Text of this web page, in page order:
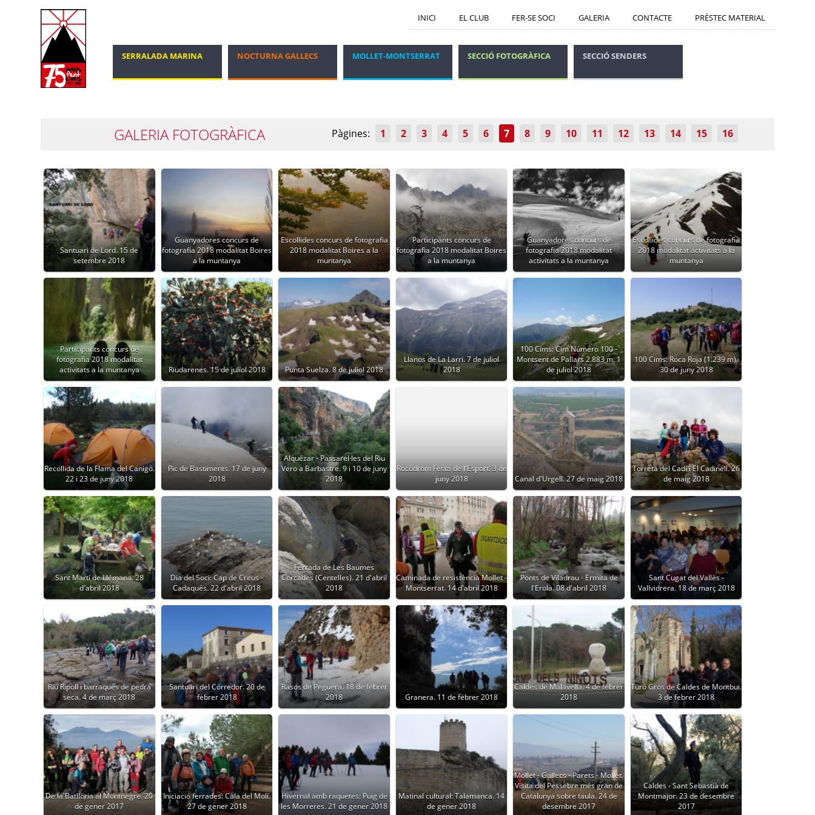
INICI EL CLUB FER-SE SOCI GALERIA CONTACTE PRÉSTEC MATERIAL
SERRALADA MARINA NOCTURNA GALLECS MOLLET-MONTSERRAT SECCIÓ FOTOGRÀFICA SECCIÓ SENDERS
Pàgines: 1 2 3 4 5 6 7 8 9 10 11 12 13 14 15 16
GALERIA FOTOGRÀFICA
Santuari de Lord. 15 de
setembre 2018
Guanyadores concurs de
fotografia 2018 modalitat Boires
a la muntanya
Escollides concurs de fotografia
2018 modalitat Boires a la
muntanya
Participants concurs de
fotografia 2018 modalitat Boires
a la muntanya
Guanyadores concurs de
fotografia 2018 modalitat
activitats a la muntanya
Escollides concurs de fotografia
2018 modalitat activitats a la
muntanya
Participants concurs de
fotografia 2018 modalitat
activitats a la muntanya
Riudarenes. 15 de juliol 2018 Punta Suelza. 8 de juliol 2018
Llanos de La Larri. 7 de juliol
2018
100 Cims: Cim Número 100 -
Montsent de Pallars 2.883 m. 1
de juliol 2018
100 Cims: ​Roca Roja (1.239 m).
30 de juny 2018
Recollida de la Flama del Canigó.
22 i 23 de juny 2018
Pic de Bastiments. 17 de juny
2018
Alquézar - Passarel·les del Riu
Vero a Barbastre. 9 i 10 de juny
2018
Rocòdrom Festa de l'Esport. 3 de
juny 2018
Canal d'Urgell. 27 de maig 2018
Torreta del Cadí i El Cadinell. 26
de maig 2018
Sant Martí de Llémana. 28
d'abril 2018
Dia del Soci: Cap de Creus -
Cadaqués. 22 d'abril 2018
Ferrada de Les Baumes
Corcades (Centelles). 21 d'abril
2018
Caminada de resistència Mollet -
Montserrat. 14 d'abril 2018
Ponts de Viladrau - Ermita de
l'Erola. 08 d'abril 2018
Sant Cugat del Vallès -
Vallvidrera. 18 de març 2018
Riu Ripoll i barraques de pedra
seca. 4 de març 2018
Santuari del Corredor. 20 de
febrer 2018
Rasos de Peguera. 18 de febrer
2018
Granera. 11 de febrer 2018
Caldes de Malavella. 4 de febrer
2018
Turó Gros de Caldes de Montbui.
3 de febrer 2018
De la Batllòria al Montnegre. 20
de gener 2017
Iniciació ferrades: Cala del Molí.
27 de gener 2018
Hivernal amb raquetes: Puig de
les Morreres. 21 de gener 2018
Matinal cultural: Talamanca. 14
de gener 2018
Mollet - Gallecs - Parets - Mollet.
Visita del Pessebre més gran de
Catalunya sobre taula. 24 de
desembre 2017
Caldes - Sant Sebastià de
Montmajor. 23 de desembre
2017